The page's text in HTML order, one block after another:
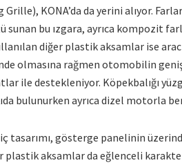
Grille), KONA’da da yerini alıyor.
sunan bu ızgara, ayrıca kompozit
diğer plastik aksamlar ise
olmasına rağmen otomobilin
ile destekleniyor. Köpekbalığı
bulunurken ayrıca dizel motorla
iç tasarımı, gösterge panelinin
plastik aksamlar da eğlenceli